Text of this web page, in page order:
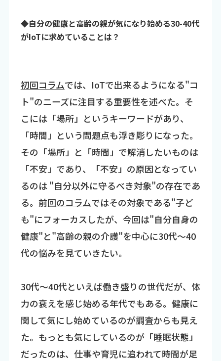
◆自分の健康と高齢の親が気になり始める30-40代
がIoTに求めていることは？
初回コラムでは、IoTで出来るようになる"コ
ト"のニーズに注目する重要性を述べた。そ
こには「場所」というキーワードがあり、
「時間」という問題点も浮き彫りになった。
その「場所」と「時間」で解消したいものは
「不安」であり、「不安」の原因となってい
るのは "自分以外に守るべき対象"の存在であ
る。 前回のコラムではその対象である"子ど
も"にフォーカスしたが、今回は"自分自身の
健康"と"高齢の親の介護"を中心に30代～40
代の悩みを見ていきたい。
30代～40代といえば働き盛りの世代だが、体
力の衰えを感じ始める年代でもある。健康に
関して気にし始めているのが調査からも見え
た。もっとも気にしているのが「睡眠状態」
だったのは、仕事や育児に追われて時間が足